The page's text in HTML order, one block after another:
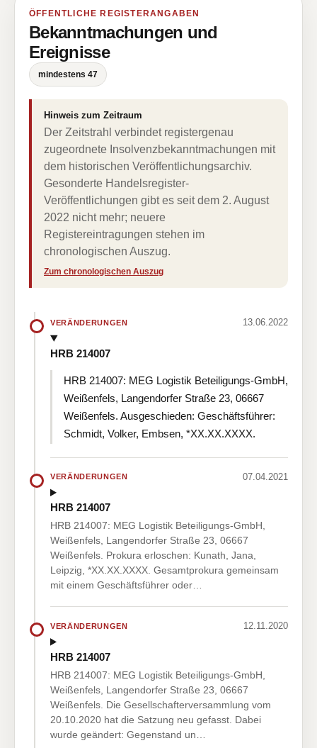
ÖFFENTLICHE REGISTERANGABEN
Bekanntmachungen und
Ereignisse
mindestens 47
Hinweis zum Zeitraum
Der Zeitstrahl verbindet registergenau
zugeordnete Insolvenzbekanntmachungen mit
dem historischen Veröffentlichungsarchiv.
Gesonderte Handelsregister-
Veröffentlichungen gibt es seit dem 2. August
2022 nicht mehr; neuere
Registereintragungen stehen im
chronologischen Auszug.
Zum chronologischen Auszug
VERÄNDERUNGEN 13.06.2022
HRB 214007
HRB 214007: MEG Logistik Beteiligungs-GmbH,
Weißenfels, Langendorfer Straße 23, 06667
Weißenfels. Ausgeschieden: Geschäftsführer:
Schmidt, Volker, Embsen, *XX.XX.XXXX.
VERÄNDERUNGEN 07.04.2021
HRB 214007
HRB 214007: MEG Logistik Beteiligungs-GmbH,
Weißenfels, Langendorfer Straße 23, 06667
Weißenfels. Prokura erloschen: Kunath, Jana,
Leipzig, *XX.XX.XXXX. Gesamtprokura gemeinsam
mit einem Geschäftsführer oder…
VERÄNDERUNGEN 12.11.2020
HRB 214007
HRB 214007: MEG Logistik Beteiligungs-GmbH,
Weißenfels, Langendorfer Straße 23, 06667
Weißenfels. Die Gesellschafterversammlung vom
20.10.2020 hat die Satzung neu gefasst. Dabei
wurde geändert: Gegenstand un…